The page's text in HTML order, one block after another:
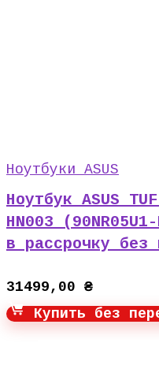
Ноутбуки ASUS
Ноутбук ASUS
HN003
в рассрочку без
31499,00 ₴
Купить без